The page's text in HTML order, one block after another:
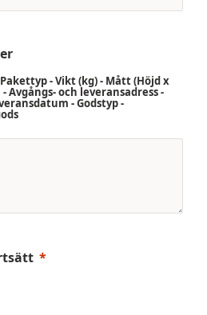
- Vikt (kg) - Mått (Höjd x
Avgångs- och leveransadress -
- Godstyp -